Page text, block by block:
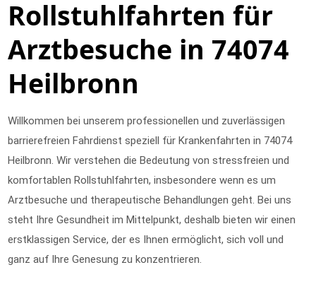
Rollstuhlfahrten für
Arztbesuche in 74074
Heilbronn
Willkommen bei unserem professionellen und zuverlässigen
barrierefreien Fahrdienst speziell für Krankenfahrten in 74074
Heilbronn. Wir verstehen die Bedeutung von stressfreien und
komfortablen Rollstuhlfahrten, insbesondere wenn es um
Arztbesuche und therapeutische Behandlungen geht. Bei uns
steht Ihre Gesundheit im Mittelpunkt, deshalb bieten wir einen
erstklassigen Service, der es Ihnen ermöglicht, sich voll und
ganz auf Ihre Genesung zu konzentrieren.